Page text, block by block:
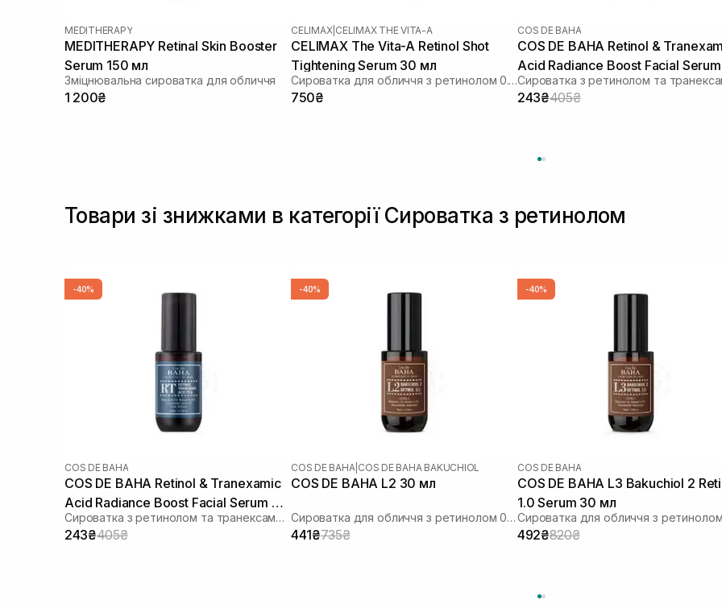
MEDITHERAPY
MEDITHERAPY Retinal Skin Booster
Serum 150 мл
Зміцнювальна сироватка для обличчя
1 200₴
CELIMAX CELIMAX THE VITA-A
CELIMAX The Vita-A Retinol Shot
Tightening Serum 30 мл
Сироватка для обличчя з ретинолом 0.1% і пептидами
750₴
COS DE BAHA
COS DE BAHA Retinol &
Acid Radiance Boost Facial
30 мл
243₴405₴
Товари зі знижками в категорії Сироватка з ретинолом
-40%
COS DE BAHA
COS DE BAHA Retinol & Tranexamic
Acid Radiance Boost Facial Serum RT
30 мл
Сироватка з ретинолом та транексамовою кислотою
243₴405₴
-40%
COS DE BAHA COS DE BAHA BAKUCHIOL
COS DE BAHA L2 30 мл
Сироватка для обличчя з ретинолом 0,5% та бакучіолом 2%
441₴735₴
-40%
COS DE BAHA
COS DE BAHA L3 Bakuchiol 2 Retinol
1.0 Serum 30 мл
492₴820₴